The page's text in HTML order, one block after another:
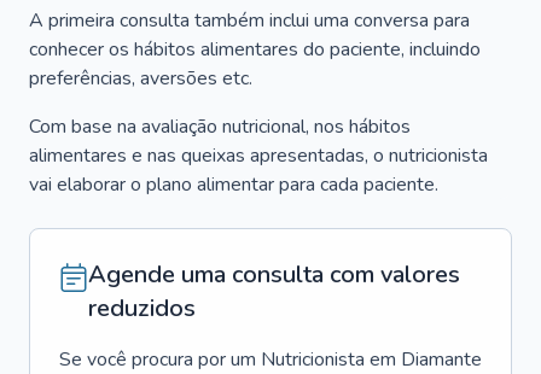
A primeira consulta também inclui uma conversa para
conhecer os hábitos alimentares do paciente, incluindo
preferências, aversões etc.
Com base na avaliação nutricional, nos hábitos
alimentares e nas queixas apresentadas, o nutricionista
vai elaborar o plano alimentar para cada paciente.
Agende uma consulta com valores
reduzidos
Se você procura por um Nutricionista em Diamante